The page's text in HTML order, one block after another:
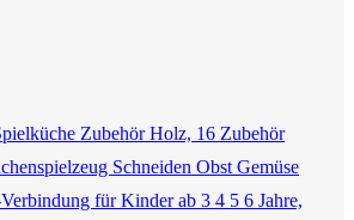
Zubehör Holz, 16 Zubehör
Schneiden Obst Gemüse
für Kinder ab 3 4 5 6 Jahre,